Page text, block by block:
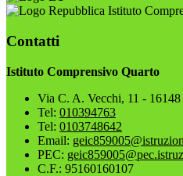
Istituto
Contatti
Istituto Comprensivo Quarto
Via C. A. Vecchi, 11 - 16148
Tel: 010394763
Tel: 0103748642
Email:
PEC:
C.F.: 95160160107